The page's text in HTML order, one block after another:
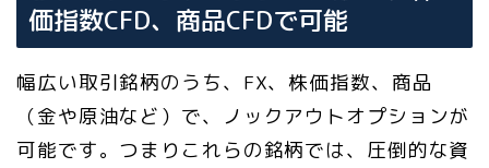
価指数CFD、商品CFDで可能
幅広い取引銘柄のうち、FX、株価指数、商品
（金や原油など）で、ノックアウトオプションが
可能です。つまりこれらの銘柄では、圧倒的な資